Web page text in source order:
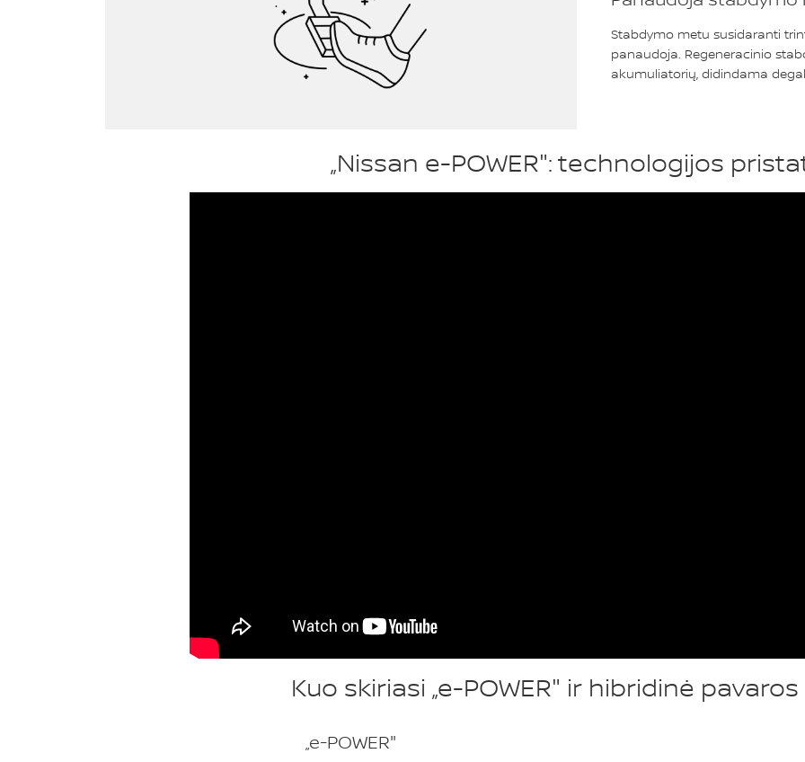
Stabdymo metu susidaranti
panaudoja. Regeneracinio
akumuliatorių, didindama
„Nissan e-POWER": technologijos
Kuo skiriasi „e-POWER" ir hibridinė
„e-POWER"